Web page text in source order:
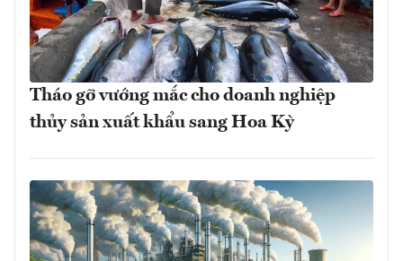
Tháo gỡ vướng mắc cho doanh nghiệp
thủy sản xuất khẩu sang Hoa Kỳ